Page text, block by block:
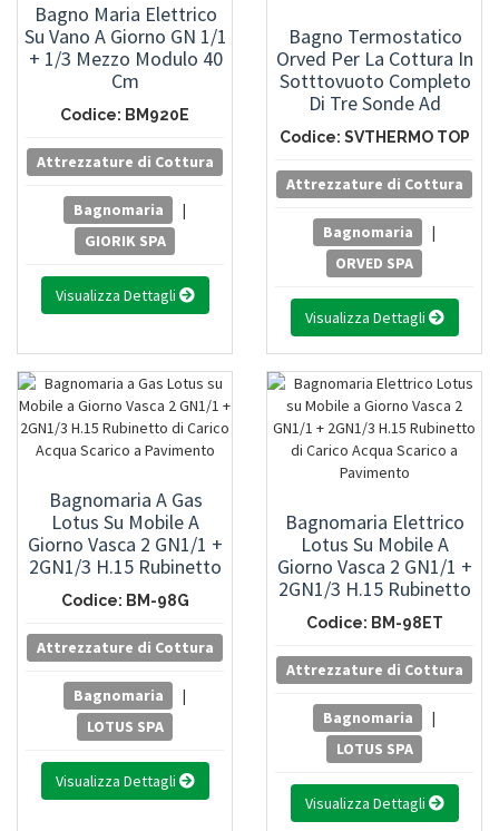
Bagno Maria Elettrico
Su Vano A Giorno GN 1/1
+ 1/3 Mezzo Modulo 40
Cm
Codice: BM920E
Attrezzature di Cottura
Bagnomaria
|
GIORIK SPA
Visualizza Dettagli
Bagno Termostatico
Orved Per La Cottura In
Sotttovuoto Completo
Di Tre Sonde Ad
Infilzare
Codice: SVTHERMO TOP
Attrezzature di Cottura
Bagnomaria
|
ORVED SPA
Visualizza Dettagli
Bagnomaria A Gas
Lotus Su Mobile A
Giorno Vasca 2 GN1/1 +
2GN1/3 H.15 Rubinetto
Di Carico Acqua Scarico
A Pavimento
Codice: BM-98G
Attrezzature di Cottura
Bagnomaria
|
LOTUS SPA
Visualizza Dettagli
Bagnomaria Elettrico
Lotus Su Mobile A
Giorno Vasca 2 GN1/1 +
2GN1/3 H.15 Rubinetto
Di Carico Acqua Scarico
A Pavimento
Codice: BM-98ET
Attrezzature di Cottura
Bagnomaria
|
LOTUS SPA
Visualizza Dettagli